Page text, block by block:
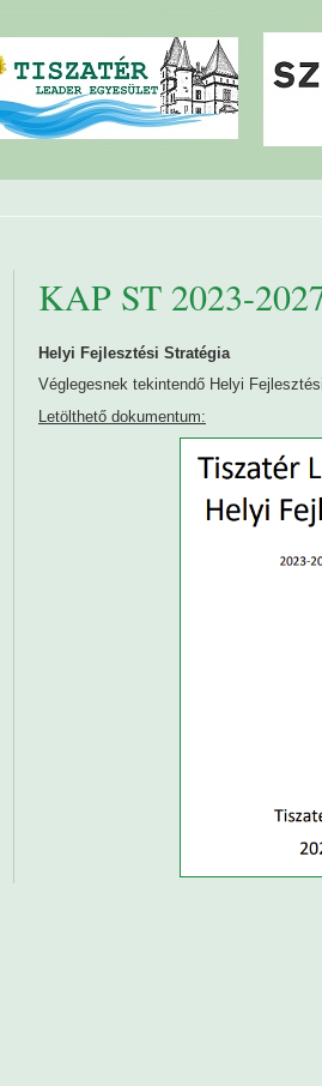
KAP ST 2023-
Helyi Fejlesztési Stratégia
Véglegesnek tekintendő Helyi
Letölthető dokumentum: